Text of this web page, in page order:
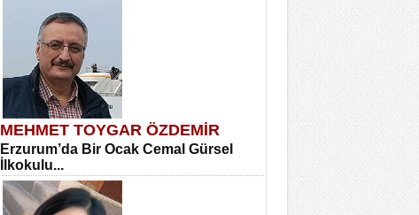
MEHMET TOYGAR ÖZDEMİR
Erzurum’da Bir Ocak Cemal Gürsel
İlkokulu...